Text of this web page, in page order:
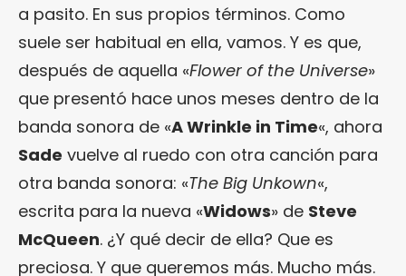
a pasito. En sus propios términos. Como
suele ser habitual en ella, vamos. Y es que,
después de aquella «Flower of the Universe»
que presentó hace unos meses dentro de la
banda sonora de «A Wrinkle in Time«, ahora
Sade vuelve al ruedo con otra canción para
otra banda sonora: «The Big Unkown«,
escrita para la nueva «Widows» de Steve
McQueen. ¿Y qué decir de ella? Que es
preciosa. Y que queremos más. Mucho más.